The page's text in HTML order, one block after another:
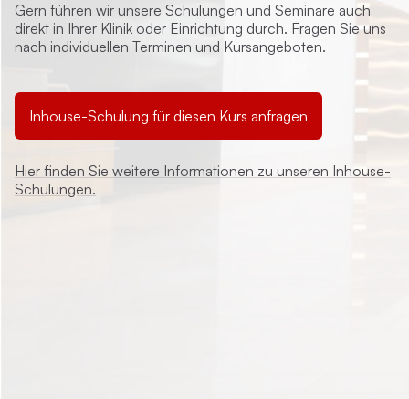
Gern führen wir unsere Schulungen und Seminare auch
direkt in Ihrer Klinik oder Einrichtung durch. Fragen Sie uns
nach individuellen Terminen und Kursangeboten.
Inhouse-Schulung für diesen Kurs anfragen
Hier finden Sie weitere Informationen zu unseren Inhouse-
Schulungen.